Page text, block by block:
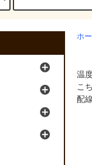
ホ
温
こ
配